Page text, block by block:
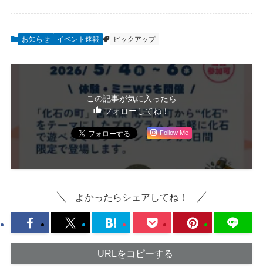
お知らせ イベント速報 ピックアップ
この記事が気に入ったら
フォローしてね！
Follow Me
よかったらシェアしてね！
URLをコピーする